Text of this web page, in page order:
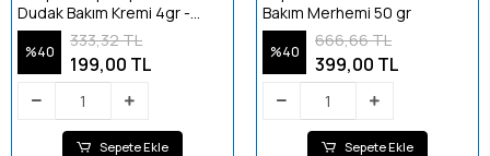
Dudak Bakım Kremi 4gr -
Çilek Ve Portakal
%40
333,32 TL
199,00 TL
Sepete Ekle
Bakım Merhemi 50 gr
%40
666,66 TL
399,00 TL
Sepete Ekle